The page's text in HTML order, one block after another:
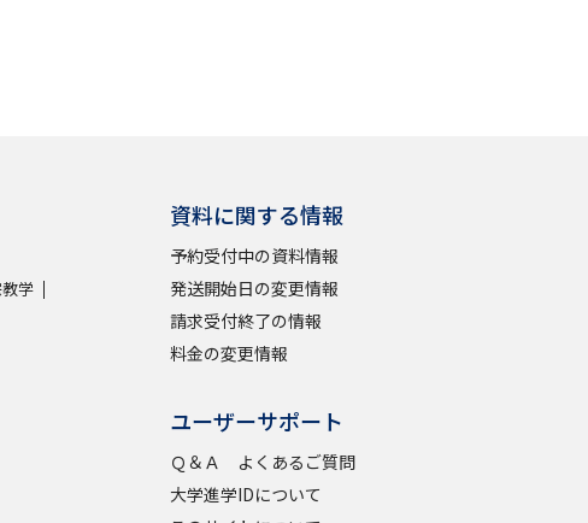
学
資料に関する情報
予約受付中の資料情報
発送開始日の変更情報
請求受付終了の情報
料金の変更情報
ユーザーサポート
Ｑ＆Ａ よくあるご質問
大学進学IDについて